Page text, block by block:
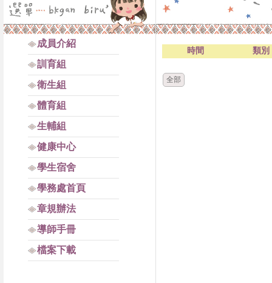
成員介紹
訓育組
衛生組
體育組
生輔組
健康中心
學生宿舍
學務處首頁
章規辦法
導師手冊
檔案下載
時間 類別
全部